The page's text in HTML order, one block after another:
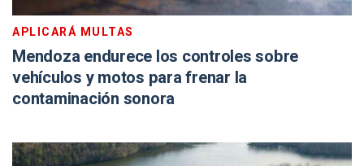
APLICARÁ MULTAS
Mendoza endurece los controles sobre
vehículos y motos para frenar la
contaminación sonora